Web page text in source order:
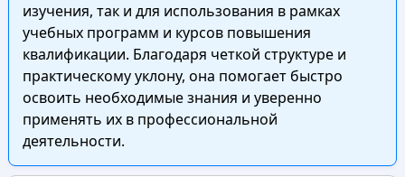
изучения, так и для использования в рамках
учебных программ и курсов повышения
квалификации. Благодаря четкой структуре и
практическому уклону, она помогает быстро
освоить необходимые знания и уверенно
применять их в профессиональной
деятельности.